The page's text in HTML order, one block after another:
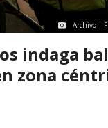
Archivo |
indaga
zona